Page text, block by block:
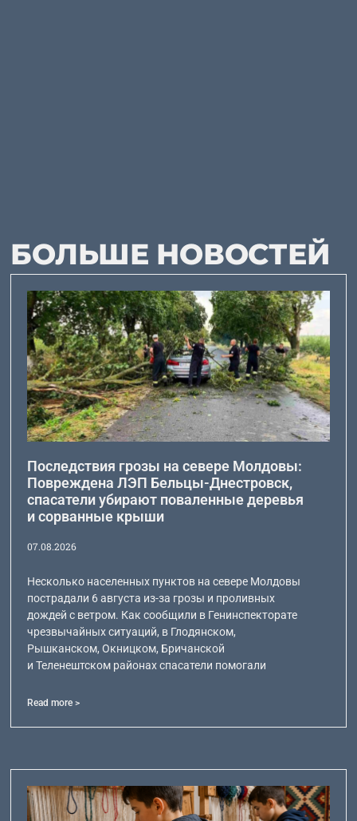
БОЛЬШЕ НОВОСТЕЙ
Последствия грозы на севере Молдовы:
Повреждена ЛЭП Бельцы-Днестровск,
спасатели убирают поваленные деревья
и сорванные крыши
07.08.2026
Несколько населенных пунктов на севере Молдовы
пострадали 6 августа из-за грозы и проливных
дождей с ветром. Как сообщили в Генинспекторате
чрезвычайных ситуаций, в Глодянском,
Рышканском, Окницком, Бричанской
и Теленештском районах спасатели помогали
Read more >